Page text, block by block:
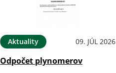
Aktuality 09. JÚL 2026
Odpočet plynomerov